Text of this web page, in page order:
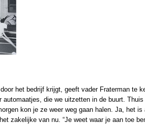
het bedrijf krijgt, geeft vader Fraterman
die we uitzetten in de buurt.
kon je ze weer weg gaan halen. Ja, het
zakelijke van nu. “Je weet waar je aan toe